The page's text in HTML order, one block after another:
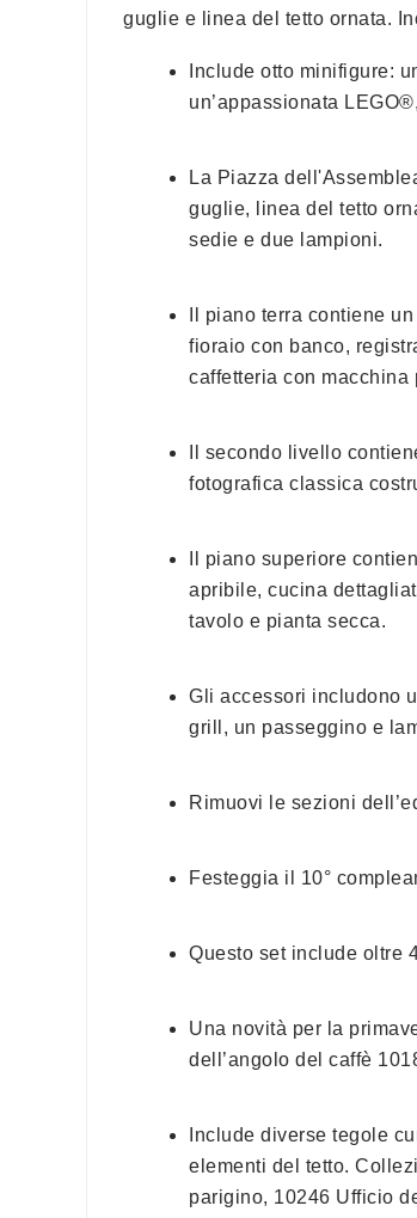
guglie e linea del tetto ornata.
Include otto minifigure:
un’appassionata
La Piazza
guglie, linea del tetto
sedie e due lampioni.
Il piano terra contiene
fioraio con banco,
caffetteria con macchina
Il secondo livello
fotografica classica
Il piano superiore
apribile, cucina
tavolo e pianta secca.
Gli accessori includono
grill, un passeggino e
Rimuovi le sezioni
Festeggia il 10°
Questo set include oltre
Una novità per la
dell’angolo del caffè
Include diverse tegole
elementi del tetto.
parigino, 10246 Ufficio